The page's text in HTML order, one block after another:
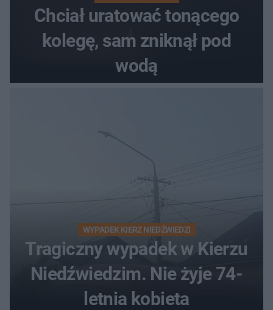
Chciał uratować tonącego
kolegę, sam zniknął pod
wodą
WYPADEK KIERZ NIEDŹWIEDZI
Tragiczny wypadek w Kierzu
Niedźwiedzim. Nie żyje 74-
letnia kobieta